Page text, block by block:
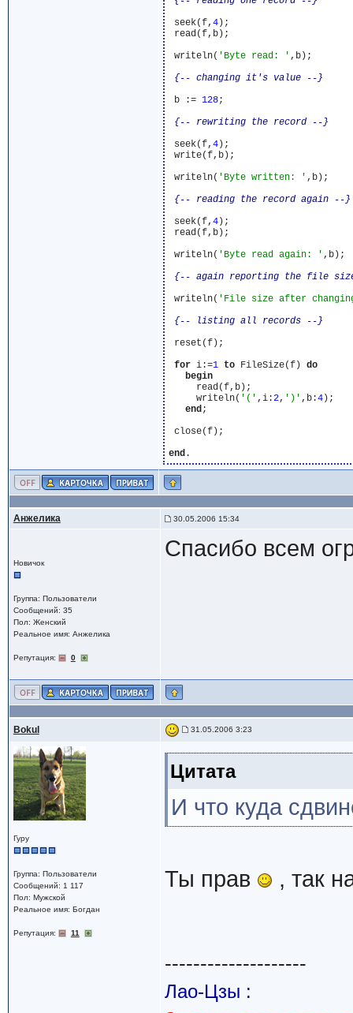
seek(f, 4);
read(f,b);
writeln( 'Byte read: ' ,b);
{-- changing it's value --}
b := 128;
{-- rewriting the record --}
seek(f, 4);
write(f,b);
writeln( 'Byte written: ' ,b);
{-- reading the record again --}
seek(f, 4);
read(f,b);
writeln( 'Byte read again: ' ,b);
{-- again reporting the file
writeln( 'File size after
{-- listing all records --}
reset(f);
for i:=1 to FileSize(f) do
begin
     read(f,b);
     writeln(
'(' ,i:2, ')' ,b:4);
end;
close(f);
end
Анжелика 30.05.2006 15:34
Новичок
Группа: Пользователи
Сообщений: 35
Пол: Женский
Реальное имя: Анжелика
Репутация: 0
Спасибо всем
Bokul 31.05.2006 3:23
Гуру
Группа: Пользователи
Сообщений: 1 117
Пол: Мужской
Реальное имя: Богдан
Репутация: 11
Цитата
И что куда
Ты прав , так
--------------------
Лао-Цзы :